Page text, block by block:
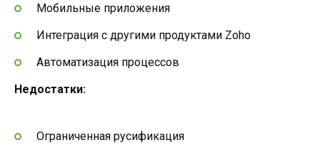
Мобильные приложения
Интеграция с другими продуктами Zoho
Автоматизация процессов
Недостатки:
Ограниченная русификация